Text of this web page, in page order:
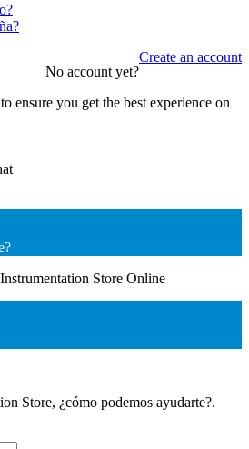
No account yet?
Create an account
ensure you get the best experience on
Instrumentation Store Online
Store, ¿cómo podemos ayudarte?.